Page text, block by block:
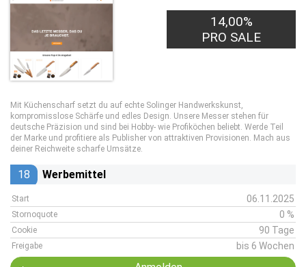
14,00%
PRO SALE
Mit Küchenscharf setzt du auf echte Solinger Handwerkskunst,
kompromisslose Schärfe und edles Design. Unsere Messer stehen für
deutsche Präzision und sind bei Hobby- wie Profiköchen beliebt. Werde Teil
der Marke und profitiere als Publisher von attraktiven Provisionen. Mach aus
deiner Reichweite scharfe Umsätze.
18 Werbemittel
Start 06.11.2025
Stornoquote 0 %
Cookie 90 Tage
Freigabe bis 6 Wochen